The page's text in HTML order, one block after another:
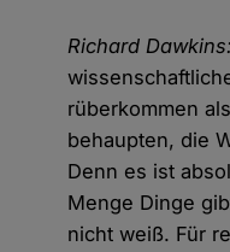
Richard Dawkins:
rüberkommen
behaupten, die
Denn es ist
Menge Dinge
nicht weiß. Für